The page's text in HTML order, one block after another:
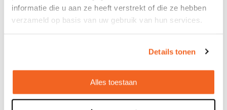
informatie die u aan ze heeft verstrekt of die ze hebben
verzameld op basis van uw gebruik van hun services.
Details tonen
Alles toestaan
Bedrukt geleverd in: 5 werkdag(en)
Onbedrukt geleverd in: 2 werkdag(en)